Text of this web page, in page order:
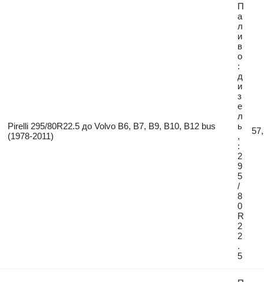
Pirelli 295/80R22.5 до Volvo B6, B7, B9, B10, B12 bus
(1978-2011)
П
а
л
и
в
о
:
д
и
з
е
л
ь
,
:
2
9
5
/
8
0
R
2
2
.
5